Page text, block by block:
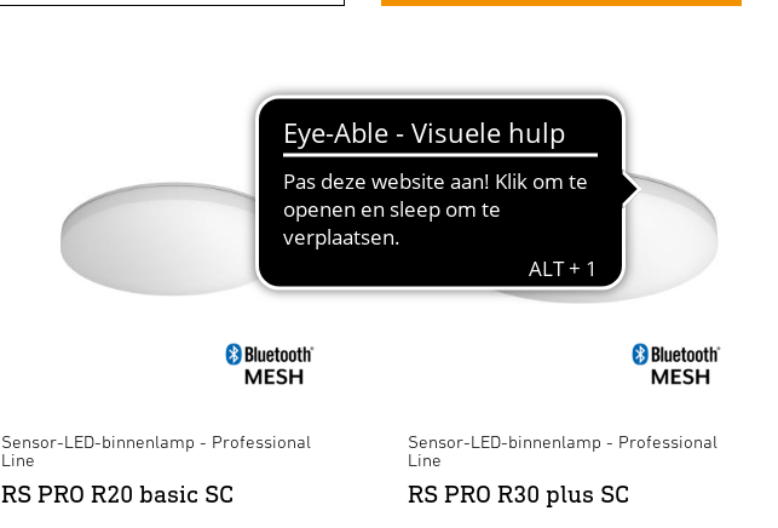
Sensor-LED-binnenlamp - Professional
Line
RS PRO R20 basic SC
Sensor-LED-binnenlamp - Professional
Line
RS PRO R30 plus SC